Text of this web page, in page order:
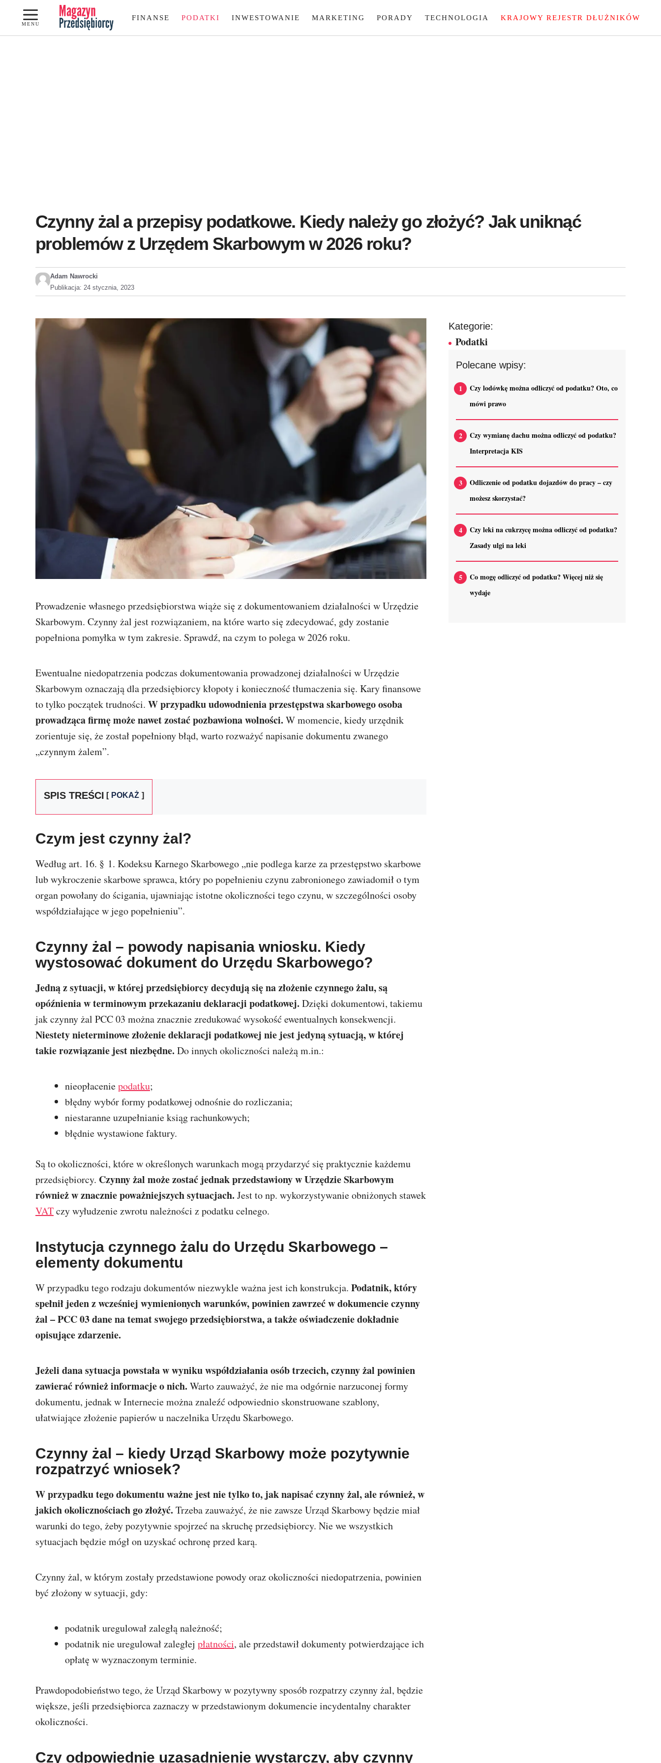
Przejdź
treści
MENU
FINANSE PODATKI INWESTOWANIE MARKETING PORADY TECHNOLOGIA KRAJOWY REJESTR DŁUŻNIKÓW
Czynny żal a przepisy podatkowe. Kiedy należy go złożyć? Jak uniknąć
problemów z Urzędem Skarbowym w 2026 roku?
Adam Nawrocki
Publikacja: 24 stycznia, 2023
Prowadzenie własnego przedsiębiorstwa wiąże się z dokumentowaniem działalności w Urzędzie
Skarbowym. Czynny żal jest rozwiązaniem, na które warto się zdecydować, gdy zostanie
popełniona pomyłka w tym zakresie. Sprawdź, na czym to polega w 2026 roku.
Ewentualne niedopatrzenia podczas dokumentowania prowadzonej działalności w Urzędzie
Skarbowym oznaczają dla przedsiębiorcy kłopoty i konieczność tłumaczenia się. Kary finansowe
to tylko początek trudności. W przypadku udowodnienia przestępstwa skarbowego osoba
prowadząca firmę może nawet zostać pozbawiona wolności. W momencie, kiedy urzędnik
zorientuje się, że został popełniony błąd, warto rozważyć napisanie dokumentu zwanego
„czynnym żalem”.
SPIS TREŚCI POKAŻ
Czym jest czynny żal?
Według art. 16. § 1. Kodeksu Karnego Skarbowego „nie podlega karze za przestępstwo skarbowe
lub wykroczenie skarbowe sprawca, który po popełnieniu czynu zabronionego zawiadomił o tym
organ powołany do ścigania, ujawniając istotne okoliczności tego czynu, w szczególności osoby
współdziałające w jego popełnieniu”.
Czynny żal – powody napisania wniosku. Kiedy
wystosować dokument do Urzędu Skarbowego?
Jedną z sytuacji, w której przedsiębiorcy decydują się na złożenie czynnego żalu, są
opóźnienia w terminowym przekazaniu deklaracji podatkowej. Dzięki dokumentowi, takiemu
jak czynny żal PCC 03 można znacznie zredukować wysokość ewentualnych konsekwencji.
Niestety nieterminowe złożenie deklaracji podatkowej nie jest jedyną sytuacją, w której
takie rozwiązanie jest niezbędne. Do innych okoliczności należą m.in.:
nieopłaceniepodatku;
błędny wybór formy podatkowej odnośnie do rozliczania;
niestaranne uzupełnianie ksiąg rachunkowych;
błędnie wystawione faktury.
Są to okoliczności, które w określonych warunkach mogą przydarzyć się praktycznie każdemu
przedsiębiorcy. Czynny żal może zostać jednak przedstawiony w Urzędzie Skarbowym
również w znacznie poważniejszych sytuacjach. Jest to np. wykorzystywanie obniżonych stawek
VATczy wyłudzenie zwrotu należności z podatku celnego.
Instytucja czynnego żalu do Urzędu Skarbowego –
elementy dokumentu
W przypadku tego rodzaju dokumentów niezwykle ważna jest ich konstrukcja. Podatnik, który
spełnił jeden z wcześniej wymienionych warunków, powinien zawrzeć w dokumencie czynny
żal – PCC 03 dane na temat swojego przedsiębiorstwa, a także oświadczenie dokładnie
opisujące zdarzenie.
Jeżeli dana sytuacja powstała w wyniku współdziałania osób trzecich, czynny żal powinien
zawierać również informacje o nich. Warto zauważyć, że nie ma odgórnie narzuconej formy
dokumentu, jednak w Internecie można znaleźć odpowiednio skonstruowane szablony,
ułatwiające złożenie papierów u naczelnika Urzędu Skarbowego.
Czynny żal – kiedy Urząd Skarbowy może pozytywnie
rozpatrzyć wniosek?
W przypadku tego dokumentu ważne jest nie tylko to, jak napisać czynny żal, ale również, w
jakich okolicznościach go złożyć. Trzeba zauważyć, że nie zawsze Urząd Skarbowy będzie miał
warunki do tego, żeby pozytywnie spojrzeć na skruchę przedsiębiorcy. Nie we wszystkich
sytuacjach będzie mógł on uzyskać ochronę przed karą.
Czynny żal, w którym zostały przedstawione powody oraz okoliczności niedopatrzenia, powinien
być złożony w sytuacji, gdy:
podatnik uregulował zaległą należność;
podatnik nie uregulował zaległej płatności, ale przedstawił dokumenty potwierdzające ich
opłatę w wyznaczonym terminie.
Prawdopodobieństwo tego, że Urząd Skarbowy w pozytywny sposób rozpatrzy czynny żal, będzie
większe, jeśli przedsiębiorca zaznaczy w przedstawionym dokumencie incydentalny charakter
okoliczności.
Czy odpowiednie uzasadnienie wystarczy, aby czynny
Kategorie:
Podatki
Polecane wpisy:
Czy lodówkę można odliczyć od podatku? Oto, co
mówi prawo
Czy wymianę dachu można odliczyć od podatku?
Interpretacja KIS
Odliczenie od podatku dojazdów do pracy – czy
możesz skorzystać?
Czy leki na cukrzycę można odliczyć od podatku?
Zasady ulgi na leki
Co mogę odliczyć od podatku? Więcej niż się
wydaje